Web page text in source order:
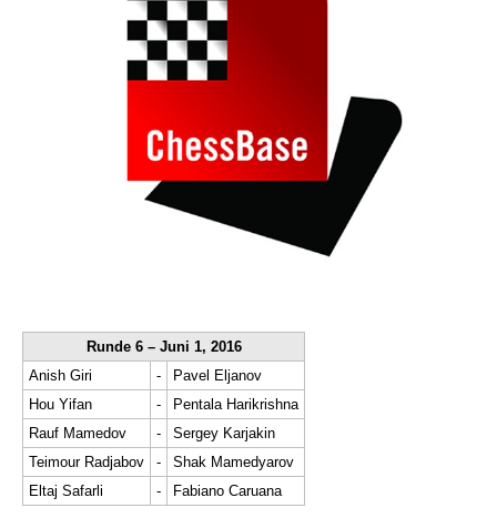
Runde 6 – Juni 1, 2016
Anish Giri
-
Pavel Eljanov
Hou Yifan
-
Pentala Harikrishna
Rauf Mamedov
-
Sergey Karjakin
Teimour Radjabov
-
Shak Mamedyarov
Eltaj Safarli
- Fabiano Caruana